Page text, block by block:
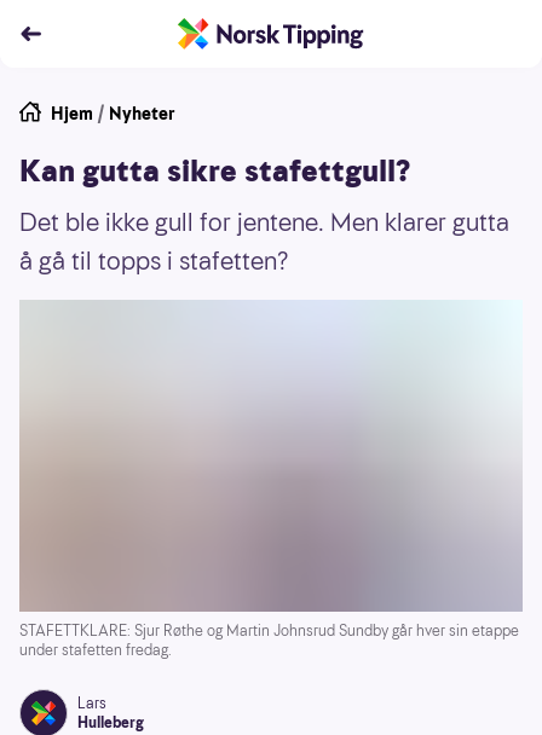
Hjem / Nyheter
Kan gutta sikre stafettgull?
Det ble ikke gull for jentene. Men klarer gutta
å gå til topps i stafetten?
STAFETTKLARE: Sjur Røthe og Martin Johnsrud Sundby går hver sin etappe
under stafetten fredag.
Lars
Hulleberg